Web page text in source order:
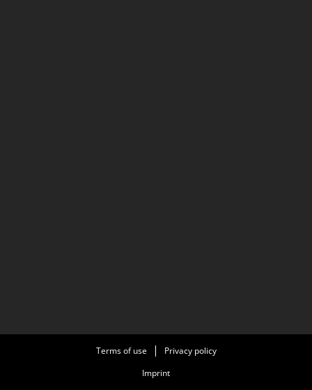
Terms of use
Privacy policy
Imprint